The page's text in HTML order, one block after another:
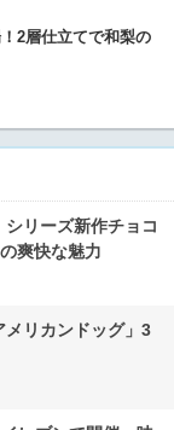
2層仕立てで和梨の
リーズ新作チョコ
爽快な魅力
メリカンドッグ」3